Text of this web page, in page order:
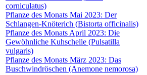
corniculatus)
Pflanze des Monats Mai 2023: Der
Schlangen-Knöterich (Bistorta officinalis)
Pflanze des Monats April 2023: Die
Gewöhnliche Kuhschelle (Pulsatilla
vulgaris)
Pflanze des Monats März 2023: Das
Buschwindröschen (Anemone nemorosa)